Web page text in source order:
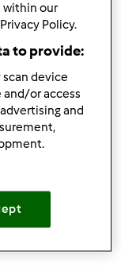
otrzymujesz
użytkownika.
aktywności
pkt, część =
within our
Policy.
to provide:
device
or access
and